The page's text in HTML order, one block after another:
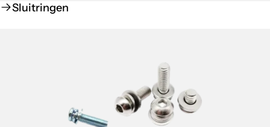
Sluitringen